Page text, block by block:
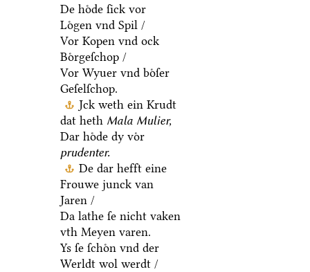
De hoͤde ſick vor
Loͤgen vnd Spil /
Vor Kopen vnd ock
Boͤrgeſchop /
Vor Wyuer vnd boͤſer
Geſelſchop.
Jck weth ein Krudt
dat heth Mala Mulier,
Dar hoͤde dy voͤr
prudenter.
De dar hefft eine
Frouwe junck van
Jaren /
Da lathe ſe nicht vaken
vth Meyen varen.
Ys ſe ſchoͤn vnd der
Werldt wol werdt /